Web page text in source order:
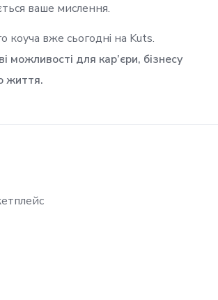
ваше мислення.
коуча вже сьогодні на Kuts.
можливості для кар’єри, бізнесу
життя.